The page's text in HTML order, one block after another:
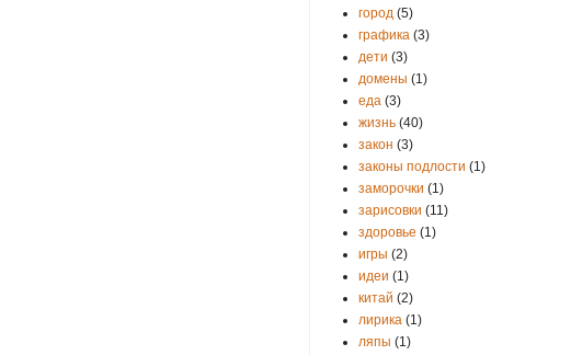
город (5)
графика (3)
дети (3)
домены (1)
еда (3)
жизнь (40)
закон (3)
законы подлости (1)
заморочки (1)
зарисовки (11)
здоровье (1)
игры (2)
идеи (1)
китай (2)
лирика (1)
ляпы (1)